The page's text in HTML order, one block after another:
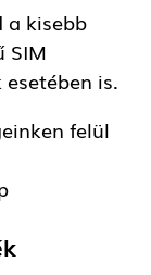
a kisebb
SIM
is.
felül